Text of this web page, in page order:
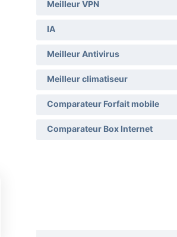
Meilleur VPN
IA
Meilleur Antivirus
Meilleur climatiseur
Comparateur Forfait mobile
Comparateur Box Internet